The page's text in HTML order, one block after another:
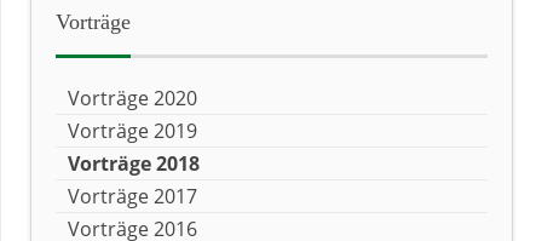
Vorträge
Vorträge 2020
Vorträge 2019
Vorträge 2018
Vorträge 2017
Vorträge 2016